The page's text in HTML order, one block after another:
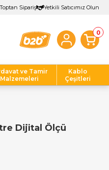
Toptan Sipariş Yetkili Satıcımız Olun
0
ve Tamir
Malzemeleri
Kablo
Çeşitleri
Dijital Ölçü